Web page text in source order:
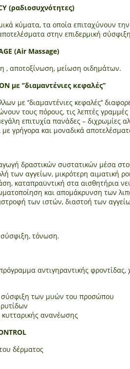
(ραδιοσυχνότητες)
κύματα, τα οποία επιταχύνουν
στην επιδερμική
(Air Massage)
, αποτοξίνωση, μείωση οιδημάτων.
με ‘’διαμαντένιες κεφαλές’’
με ‘’διαμαντένιες κεφαλές’’
τους πόρους, τις λεπτές γραμμές
επιτυχία πανάδες –
γρήγορα και μοναδικά
δραστικών συστατικών μέσα
των αγγείων, μικρότερη αιματική
καταπραϋντική στα αισθητήρια
και απομάκρυνση των
των ιστών, διαστοή των
τόνωση.
αντιγηραντικής φροντίδας,
σύσφιξη των μυών του προσώπου
κυτταρικής ανανέωσης
δέρματος